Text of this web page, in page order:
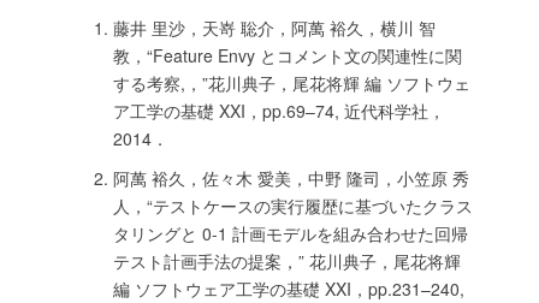
藤井 里沙，天嵜 聡介，阿萬 裕久，横川 智
教，“Feature Envy とコメント文の関連性に関
する考察,，”花川典子，尾花将輝 編 ソフトウェ
ア工学の基礎 XXI，pp.69–74, 近代科学社，
2014．
阿萬 裕久，佐々木 愛美，中野 隆司，小笠原 秀
人，“テストケースの実行履歴に基づいたクラス
タリングと 0-1 計画モデルを組み合わせた回帰
テスト計画手法の提案，” 花川典子，尾花将輝
編 ソフトウェア工学の基礎 XXI，pp.231–240,